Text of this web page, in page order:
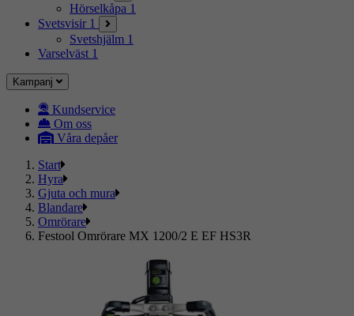
Hörselkåpa 1
Svetsvisir 1
Svetshjälm 1
Varselväst 1
Kampanj
Kundservice
Om oss
Våra depåer
Start
Hyra
Gjuta och mura
Blandare
Omrörare
Festool Omrörare MX 1200/2 E EF HS3R